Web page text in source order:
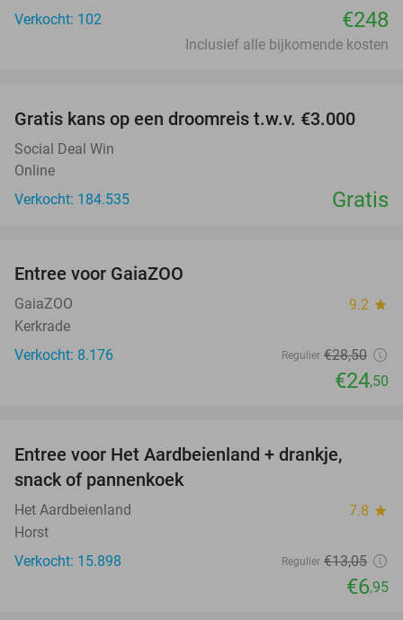
Verkocht: 102 €248
Inclusief alle bijkomende kosten
Gratis kans op een droomreis t.w.v. €3.000
Social Deal Win
Online
Verkocht: 184.535
Gratis
Entree voor GaiaZOO
GaiaZOO 9.2 star
Kerkrade
Verkocht: 8.176
Regulier €28,50
€24,50
Entree voor Het Aardbeienland + drankje,
snack of pannenkoek
Het Aardbeienland 7.8 star
Horst
Verkocht: 15.898
Regulier €13,05
€6,95